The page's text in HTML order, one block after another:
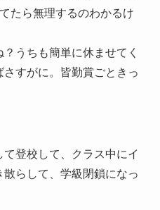
たら無理するのわかるけ
うちも簡単に休ませてく
すがに。皆勤賞ごときっ
登校して、クラス中にイ
らして、学級閉鎖になっ